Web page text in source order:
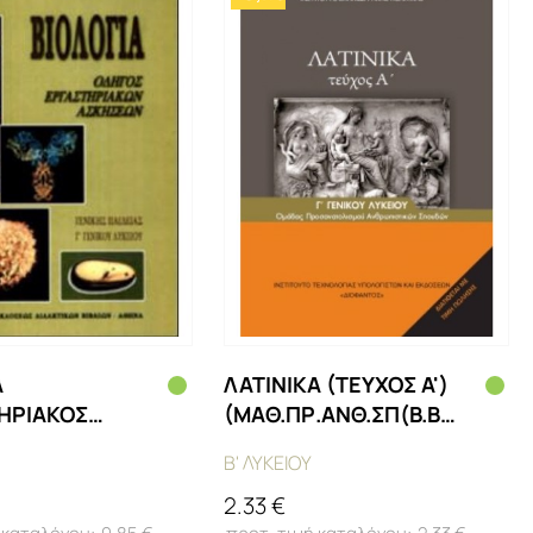
ΛΑΤΙΝΙΚΑ (ΤΕΥΧΟΣ Α')
(ΜΑΘ.ΠΡ.ΑΝΘ.ΣΠ(Β.Β
Β' ΛΥΚΕΙΟΥ
2.33 €